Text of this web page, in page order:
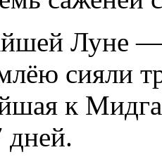
Луне —
сияли
к
дней.